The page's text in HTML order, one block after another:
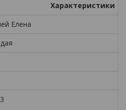
Характеристики
Елена